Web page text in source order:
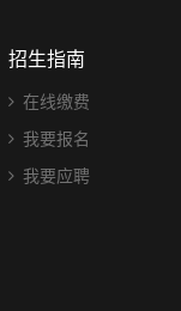
招生指南
在线缴费
我要报名
我要应聘